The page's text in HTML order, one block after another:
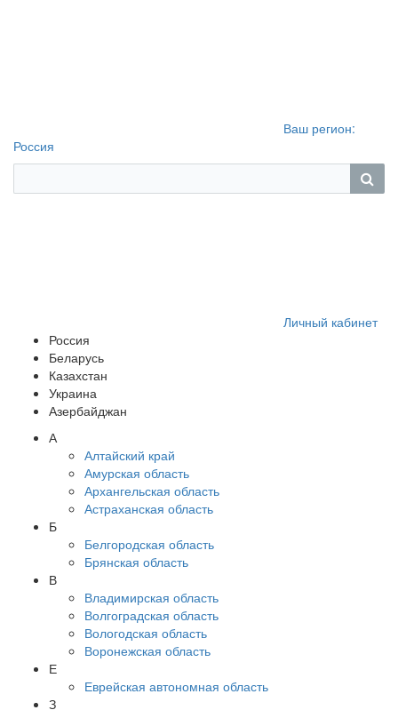
Ваш регион:
Россия
Личный кабинет
Россия
Беларусь
Казахстан
Украина
Азербайджан
А
Алтайский край
Амурская область
Архангельская область
Астраханская область
Б
Белгородская область
Брянская область
В
Владимирская область
Волгоградская область
Вологодская область
Воронежская область
Е
Еврейская автономная область
З